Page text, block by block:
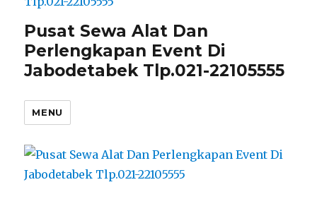
Pusat Sewa Alat Dan
Perlengkapan Event Di
Jabodetabek Tlp.021-22105555
MENU